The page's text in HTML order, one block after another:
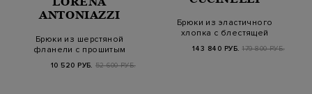
ANTONIAZZI
Брюки из шерстяной
фланели с прошитым
10 520 РУБ. 52 600 РУБ.
Брюки из эластичного
хлопка с блестящей
шлевкой Мониль
143 840 РУБ. 179 800 РУБ.